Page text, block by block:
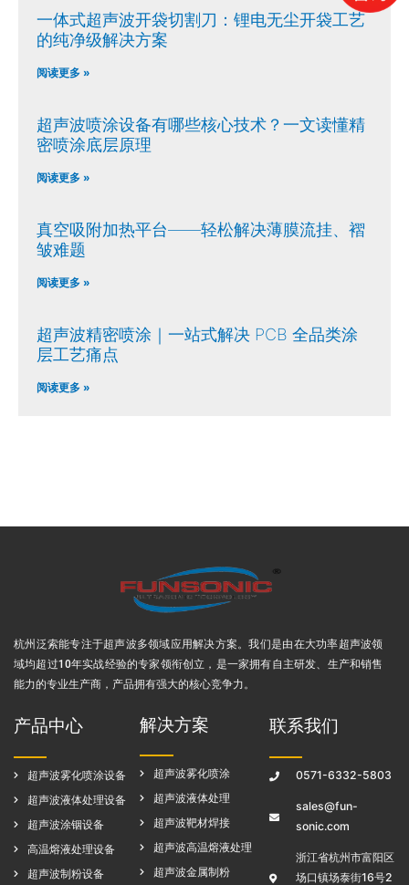
一体式超声波开袋切割刀：锂电无尘开袋工艺
的纯净级解决方案
阅读更多 »
超声波喷涂设备有哪些核心技术？一文读懂精
密喷涂底层原理
阅读更多 »
真空吸附加热平台——轻松解决薄膜流挂、褶
皱难题
阅读更多 »
超声波精密喷涂｜一站式解决 PCB 全品类涂
层工艺痛点
阅读更多 »
杭州泛索能专注于超声波多领域应用解决方案。我们是由在大功率超声波领
域均超过10年实战经验的专家领衔创立，是一家拥有自主研发、生产和销售
能力的专业生产商，产品拥有强大的核心竞争力。
产品中心
超声波雾化喷涂设备
超声波液体处理设备
超声波涂铟设备
高温熔液处理设备
超声波制粉设备
解决方案
超声波雾化喷涂
超声波液体处理
超声波靶材焊接
超声波高温熔液处理
超声波金属制粉
联系我们
0571-6332-5803
sales@fun-
sonic.com
浙江省杭州市富阳区
场口镇场泰街16号2